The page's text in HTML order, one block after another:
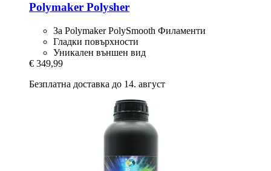
Polymaker Polysher
За Polymaker PolySmooth Филаменти
Гладки повърхности
Уникален външен вид
€ 349,99
Безплатна доставка до 14. август